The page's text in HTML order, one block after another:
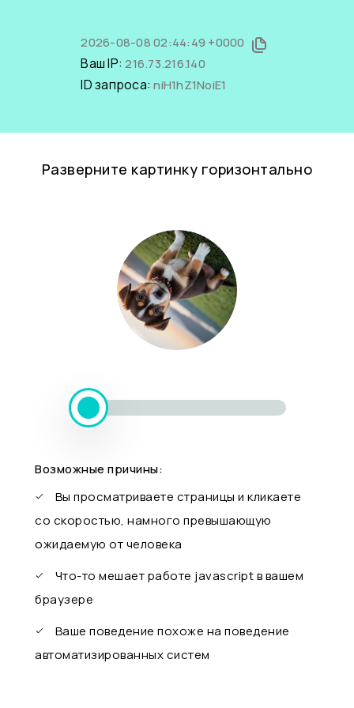
2026-08-08 02:44:49 +0000
Ваш IP:216.73.216.140
ID запроса:niH1hZ1NoiE1
Разверните картинку горизонтально
Возможные причины:
Вы просматриваете страницы и кликаете
со скоростью, намного превышающую
ожидаемую от человека
Что-то мешает работе javascript в вашем
браузере
Ваше поведение похоже на поведение
автоматизированных систем